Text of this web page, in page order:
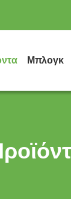
Μπλογκ